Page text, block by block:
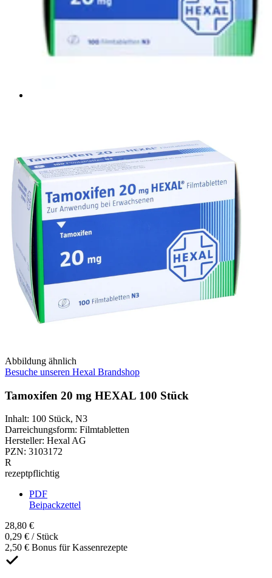
Abbildung ähnlich
Besuche unseren Hexal Brandshop
Tamoxifen 20 mg HEXAL 100 Stück
Inhalt: 100 Stück, N3
Darreichungsform: Filmtabletten
Hersteller: Hexal AG
PZN: 3103172
R
rezeptpflichtig
PDF
Beipackzettel
28,80 €
0,29 € / Stück
2,50 € Bonus für Kassenrezepte